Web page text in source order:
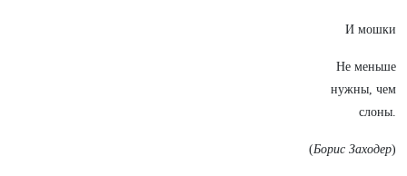
И мошки
Не меньше
нужны, чем
слоны.
(Борис Заходер)